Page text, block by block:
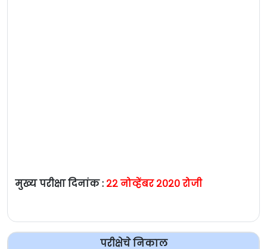
मुख्य परीक्षा दिनांक : २२ नोव्हेंबर २०२० रोजी
परीक्षेचे निकाल